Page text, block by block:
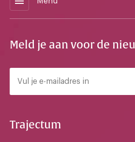
Meld je aan voor de
Trajectum